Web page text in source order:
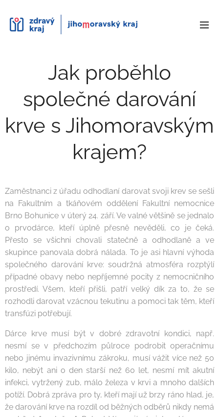
Jak proběhlo
společné darování
krve s Jihomoravským
krajem?
Zaměstnanci z úřadu odhodlaní darovat svoji krev se sešli
na Fakultním a tkáňovém oddělení Fakultní nemocnice
Brno Bohunice v úterý 24. září. Ve valné většině se jednalo
o prvodárce, kteří úplně přesně nevěděli, co je čeká.
Přesto se všichni chovali statečně a odhodlaně a ve
skupince panovala dobrá nálada. To je asi hlavní výhoda
společného darování krve: soudržná atmosféra rozptýlí
případné obavy nebo nepříjemné pocity z nemocničního
prostředí. Všem, kteří přišli, patří velký dík za to, že se
rozhodli darovat vzácnou tekutinu a pomoci tak těm, kteří
transfúzi potřebují.
Dárce krve musí být v dobré zdravotní kondici, např.
nesmí se v předchozím půlroce podrobit operačnímu
nebo jinému invazivnímu zákroku, musí vážit více než 50
kilo, nebýt ani o den starší než 60 let, nesmí mít akutní
infekci, vytržený zub, málo železa v krvi a mnoho dalších
potíží. Dobrá zpráva pro ty, kteří mají už brzy ráno hlad, je,
že darování krve na rozdíl od běžných odběrů nikdy nemá